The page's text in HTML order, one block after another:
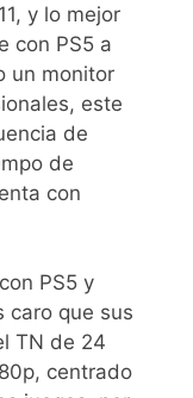
y lo mejor
con PS5 a
un monitor
este
de
de
con
PS5 y
caro que sus
TN de 24
centrado